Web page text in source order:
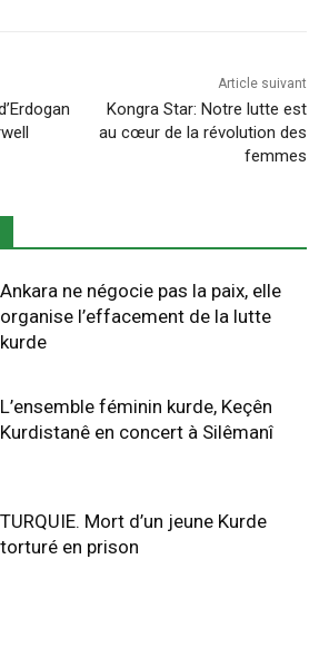
Article suivant
Kongra Star: Notre lutte est
au cœur de la révolution des
femmes
Ankara ne négocie pas la paix, elle
organise l’effacement de la lutte
kurde
L’ensemble féminin kurde, Keçên
Kurdistanê en concert à Silêmanî
TURQUIE. Mort d’un jeune Kurde
torturé en prison